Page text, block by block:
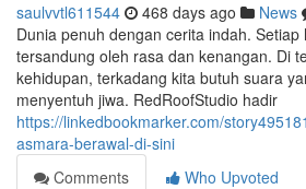
saulvvtl611544 468 days ago News
Dunia penuh dengan cerita indah. Setiap
tersandung oleh rasa dan kenangan. Di
kehidupan, terkadang kita butuh suara
menyentuh jiwa. RedRoofStudio hadir
https://linkedbookmarker.com/
asmara-berawal-di-sini
Comments
Who Upvoted